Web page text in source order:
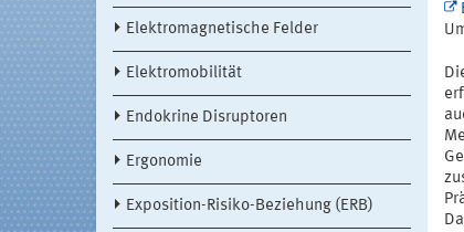
Elektromagnetische Felder
Elektromobilität
Endokrine Disruptoren
Ergonomie
Exposition-Risiko-Beziehung (ERB)